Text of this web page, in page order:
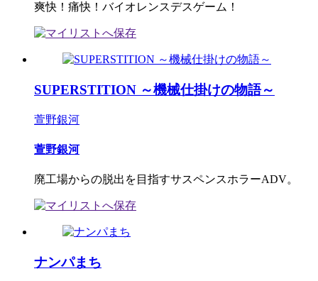
爽快！痛快！バイオレンスデスゲーム！
SUPERSTITION ～機械仕掛けの物語～
萱野銀河
萱野銀河
廃工場からの脱出を目指すサスペンスホラーADV。
ナンパまち